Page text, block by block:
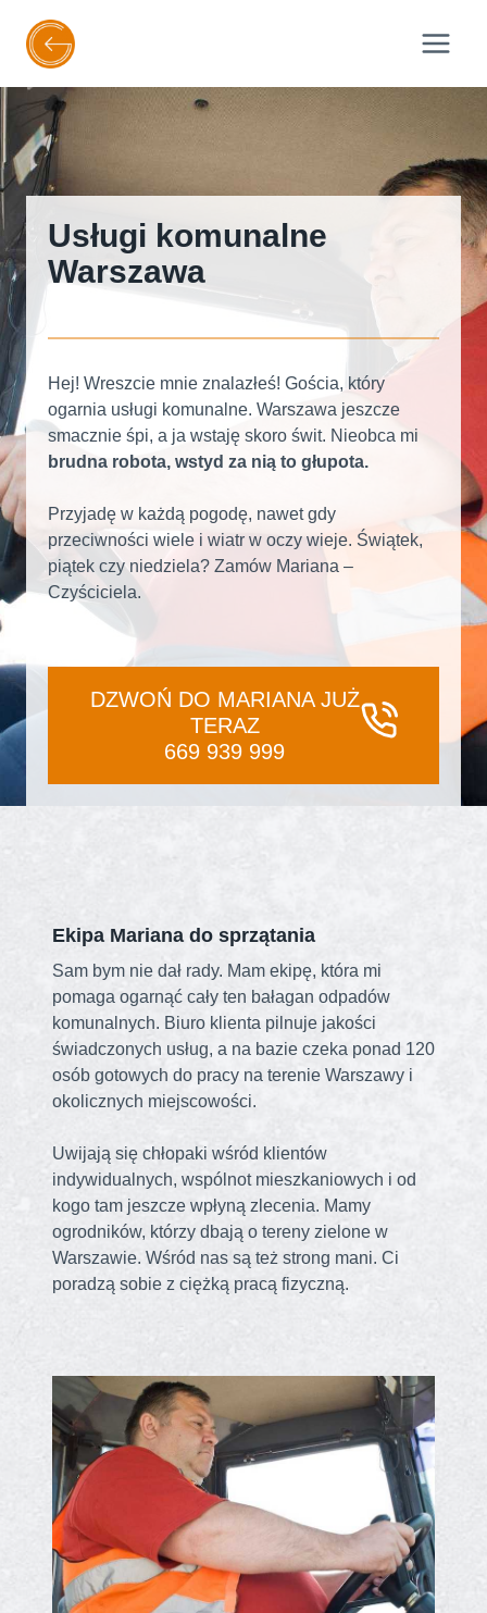
treści
Usługi komunalne
Warszawa
Hej! Wreszcie mnie znalazłeś! Gościa, który
ogarnia usługi komunalne. Warszawa jeszcze
smacznie śpi, a ja wstaję skoro świt. Nieobca mi
brudna robota, wstyd za nią to głupota.
Przyjadę w każdą pogodę, nawet gdy
przeciwności wiele i wiatr w oczy wieje. Świątek,
piątek czy niedziela? Zamów Mariana –
Czyściciela.
DZWOŃ DO MARIANA JUŻ
TERAZ
669 939 999
Ekipa Mariana do sprzątania
Sam bym nie dał rady. Mam ekipę, która mi
pomaga ogarnąć cały ten bałagan odpadów
komunalnych. Biuro klienta pilnuje jakości
świadczonych usług, a na bazie czeka ponad 120
osób gotowych do pracy na terenie Warszawy i
okolicznych miejscowości.
Uwijają się chłopaki wśród klientów
indywidualnych, wspólnot mieszkaniowych i od
kogo tam jeszcze wpłyną zlecenia. Mamy
ogrodników, którzy dbają o tereny zielone w
Warszawie. Wśród nas są też strong mani. Ci
poradzą sobie z ciężką pracą fizyczną.